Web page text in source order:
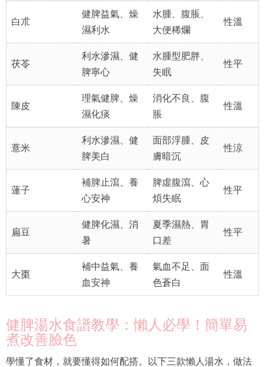
白朮
健脾益氣、燥
濕利水
水腫、腹脹、
大便稀爛
性溫
茯苓
利水滲濕、健
脾寧心
水腫型肥胖、
失眠
性平
陳皮
理氣健脾、燥
濕化痰
消化不良、腹
脹
性溫
薏米
利水滲濕、健
脾美白
面部浮腫、皮
膚暗沉
性涼
蓮子
補脾止瀉、養
心安神
脾虛腹瀉、心
煩失眠
性平
扁豆
健脾化濕、消
暑
夏季濕熱、胃
口差
性平
大棗
補中益氣、養
血安神
氣血不足、面
色蒼白
性溫
健脾湯水食譜教學：懶人必學！簡單易
煮改善臉色
學懂了食材，就要懂得如何配搭。以下三款懶人湯水，做法